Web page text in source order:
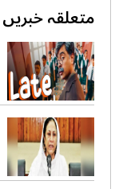
متعلقہ خبریں